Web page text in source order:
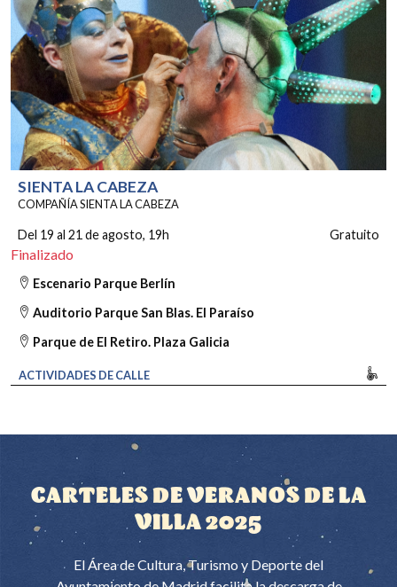
SIENTA LA CABEZA
COMPAÑÍA SIENTA LA CABEZA
Del 19 al 21 de agosto, 19h Gratuito
Finalizado
Escenario Parque Berlín
Auditorio Parque San Blas. El Paraíso
Parque de El Retiro. Plaza Galicia
ACTIVIDADES DE CALLE
CARTELES DE VERANOS DE LA
VILLA 2025
El Área de Cultura, Turismo y Deporte del